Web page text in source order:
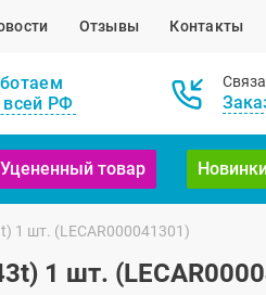
Отзывы Контакты
всей РФ
Уцененный товар
1 шт. (LECAR000041301)
1 шт.